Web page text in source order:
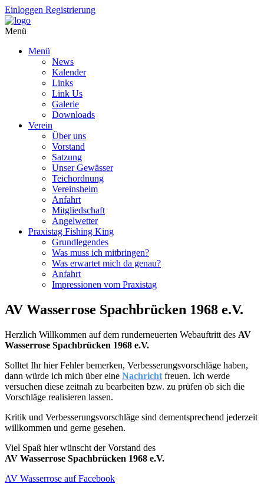
Einloggen Registrierung
Menü
Menü
News
Kalender
Links
Link Us
Galerie
Downloads
Verein
Über uns
Vorstand
Satzung
Unser Gewässer
Teichordnung
Vereinsheim
Anfahrt
Mitgliedschaft
Angelwetter
Praxistag Fishing King
Grundlegendes
Was muss ich mitbringen?
Was erwartet mich da genau?
Anfahrt
Impressionen vom Praxistag
AV Wasserrose Spachbrücken 1968 e.V.
Herzlich Willkommen auf dem runderneuerten Webauftritt des AV
Wasserrose Spachbrücken 1968 e.V.
Solltet Ihr hier Fehler bemerken, Verbesserungsvorschläge haben,
dann würde ich mich über eine Nachricht freuen. Ich werde
versuchen diese zeitnah zu bearbeiten bzw. zu prüfen ob sich die
Vorschläge realisieren lassen.
Kritik und Verbesserungsvorschläge sind dementsprechend jederzeit
willkommen und gerne gesehen.
Viel Spaß hier wünscht der Vorstand des
AV Wasserrose Spachbrücken 1968 e.V.
AV Wasserrose auf Facebook